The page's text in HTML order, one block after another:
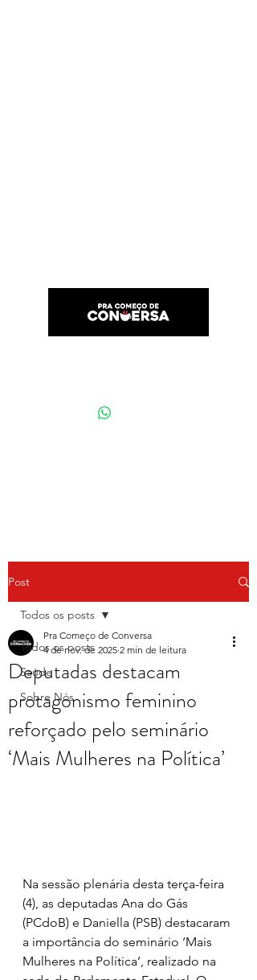
Post
Todos os posts
Saúde
Sobre Nós
Todos os posts
Deputadas destacam
protagonismo feminino
reforçado pelo seminário
‘Mais Mulheres na Política’
Pra Começo de Conversa
4 de nov. de 2025 2 min de leitura
Na sessão plenária desta terça-feira
(4), as deputadas Ana do Gás
(PCdoB) e Daniella (PSB) destacaram
a importância do seminário ‘Mais
Mulheres na Política’, realizado na